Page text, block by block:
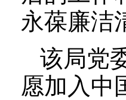
永葆廉洁
该局党
愿加入中